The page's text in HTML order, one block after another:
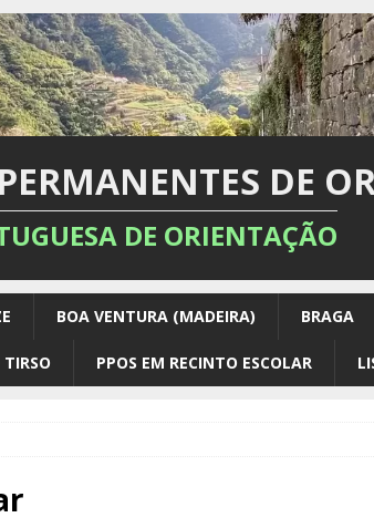
DE
DE ORIENTAÇÃO
BOA VENTURA (MADEIRA) BRAGA
PPOS EM RECINTO ESCOLAR